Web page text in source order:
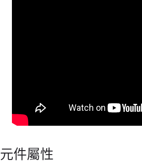
元件屬性